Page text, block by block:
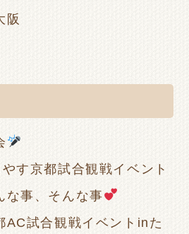
阪
す京都試合観戦イベント
な事、そんな事
AC試合観戦イベントinた